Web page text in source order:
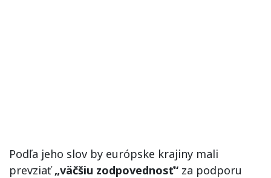
Podľa jeho slov by európske krajiny mali
prevziať„väčšiu zodpovednosť“ za podporu